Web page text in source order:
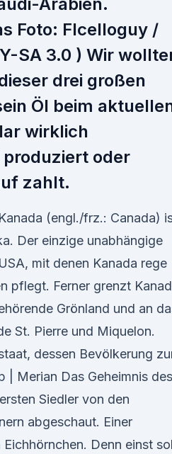
Foto: Flcelloguy /
SA 3.0 ) Wir
drei großen
Öl beim
wirklich
oder
zahlt.
(engl./frz.: Canada)
Der einzige unabhängige
mit denen Kanada rege
pflegt. Ferner grenzt
Grönland und an
St. Pierre und Miquelon.
dessen Bevölkerung
| Merian Das Geheimnis des
Siedler von den
abgeschaut. Einer
Denn einst